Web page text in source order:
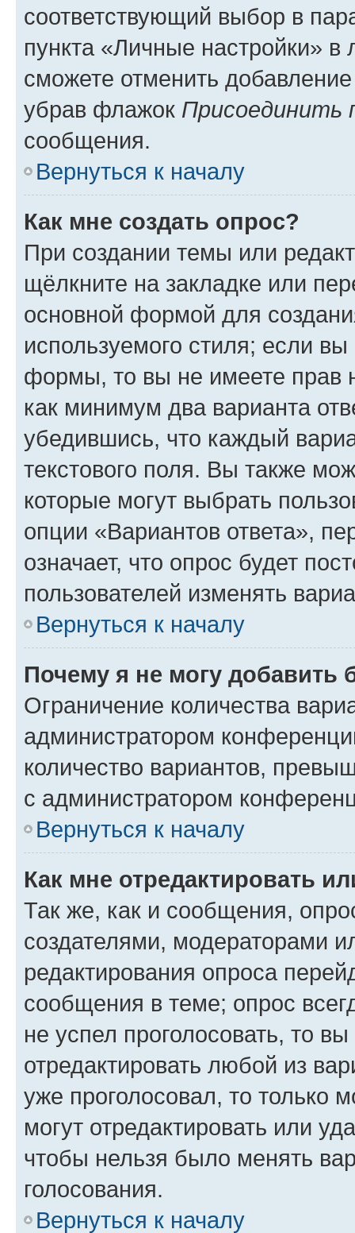
соответствующий выбор в
пункта «Личные настройки»
сможете отменить
убрав флажок Присоединить
сообщения.
Вернуться к началу
Как мне создать опрос?
При создании темы или
щёлкните на закладке или
основной формой для
используемого стиля; если
формы, то вы не имеете прав
как минимум два варианта
убедившись, что каждый
текстового поля. Вы также
которые могут выбрать
опции «Вариантов ответа»,
означает, что опрос будет
пользователей изменять
Вернуться к началу
Почему я не могу добавить
Ограничение количества
администратором
количество вариантов,
с администратором
Вернуться к началу
Как мне отредактировать
Так же, как и сообщения,
создателями, модераторами
редактирования опроса
сообщения в теме; опрос
не успел проголосовать, то
отредактировать любой из
уже проголосовал, то только
могут отредактировать или
чтобы нельзя было менять
голосования.
Вернуться к началу